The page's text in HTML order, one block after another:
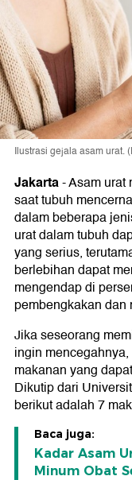
Ilustrasi gejala asam urat.
Jakarta-Asam urat
saat tubuh
dalam beberapa
urat dalam tubuh
yang serius,
berlebihan dapat
mengendap di
pembengkakan dan
Jika seseorang
ingin
makanan yang
Dikutip dari
berikut adalah 7
Baca juga:
Kadar Asam
Minum Obat